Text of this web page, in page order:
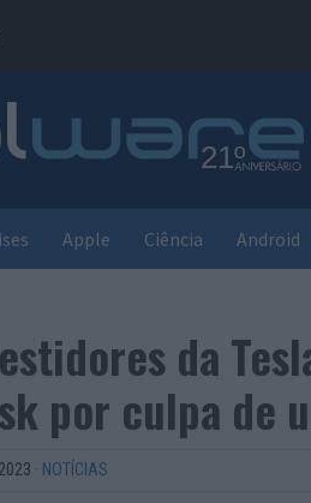
Apple Ciência Android
da
por culpa de
· NOTÍCIAS